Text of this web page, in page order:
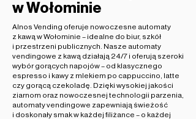
w Wołominie
Alnos Vending oferuje nowoczesne automaty
z kawą w Wołominie – idealne do biur, szkół
i przestrzeni publicznych. Nasze automaty
vendingowe z kawą działają 24/7 i oferują szeroki
wybór gorących napojów – od klasycznego
espresso i kawy z mlekiem po cappuccino, latte
czy gorącą czekoladę. Dzięki wysokiej jakości
ziarnom oraz nowoczesnej technologii parzenia,
automaty vendingowe zapewniają świeżość
i doskonały smak w każdej filiżance – o każdej